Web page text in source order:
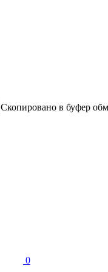
Скопировано в буфер
0